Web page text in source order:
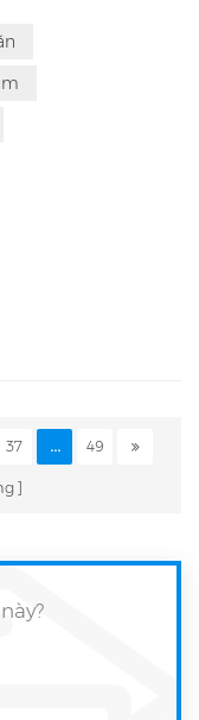
29 năm | Đảm
gói vỉ tự động
37 ... 49